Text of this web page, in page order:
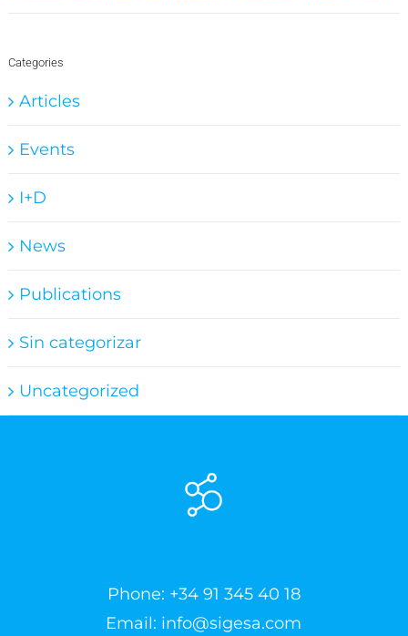
Categories
Articles
Events
I+D
News
Publications
Sin categorizar
Uncategorized
Phone: +34 91 345 40 18
Email: info@sigesa.com